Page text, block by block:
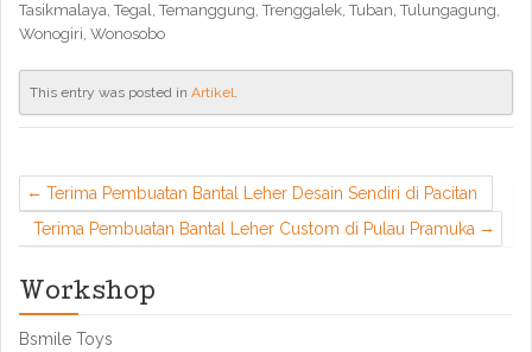
Tasikmalaya, Tegal, Temanggung, Trenggalek, Tuban, Tulungagung,
Wonogiri, Wonosobo
This entry was posted in Artikel.
Terima Pembuatan Bantal Leher Desain Sendiri di Pacitan
Terima Pembuatan Bantal Leher Custom di Pulau Pramuka
Workshop
Bsmile Toys